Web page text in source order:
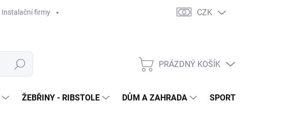
Instalační firmy CZK
Hledat
NÁKUPNÍ
PRÁZDNÝ KOŠÍK
ŽEBŘINY - RIBSTOLE DŮM A ZAHRADA SPORTOVNÍ VÝŽIVA